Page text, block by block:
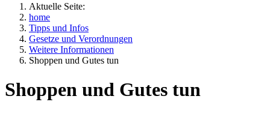
Aktuelle Seite:
home
Tipps und Infos
Gesetze und Verordnungen
Weitere Informationen
Shoppen und Gutes tun
Shoppen und Gutes tun